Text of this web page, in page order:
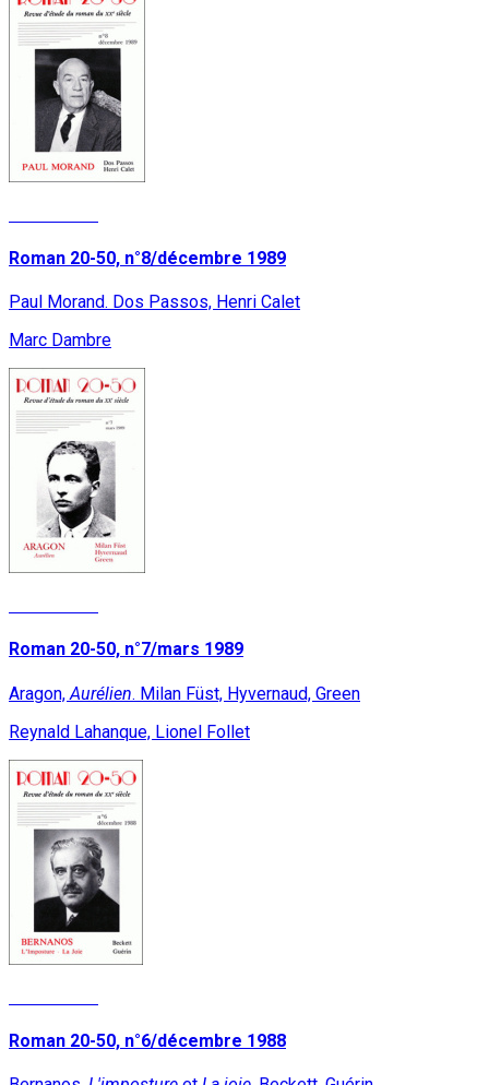
Roman 20-50, n°8/décembre 1989
Paul Morand. Dos Passos, Henri Calet
Marc Dambre
Roman 20-50, n°7/mars 1989
Aragon, Aurélien. Milan Füst, Hyvernaud, Green
Reynald Lahanque, Lionel Follet
Roman 20-50, n°6/décembre 1988